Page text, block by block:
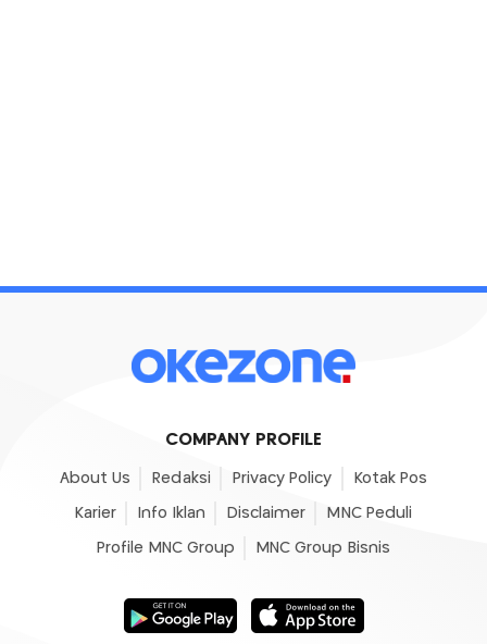
COMPANY PROFILE
About Us Redaksi Privacy Policy Kotak Pos
Karier Info Iklan Disclaimer MNC Peduli
Profile MNC Group MNC Group Bisnis